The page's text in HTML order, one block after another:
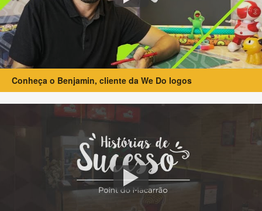
Conheça o Benjamin, cliente da We Do logos